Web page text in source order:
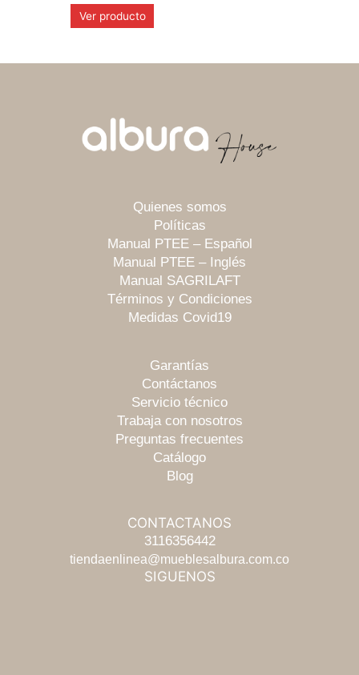
Ver producto
Quienes somos
Políticas
Manual PTEE – Español
Manual PTEE – Inglés
Manual SAGRILAFT
Términos y Condiciones
Medidas Covid19
Garantías
Contáctanos
Servicio técnico
Trabaja con nosotros
Preguntas frecuentes
Catálogo
Blog
CONTACTANOS
3116356442
tiendaenlinea@mueblesalbura.com.co
SIGUENOS